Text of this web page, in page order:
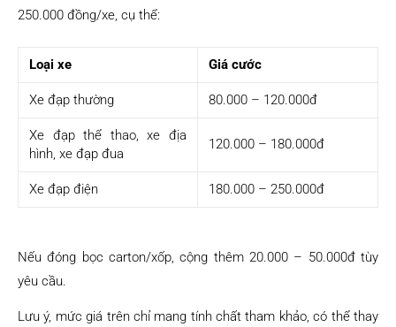
250.000 đồng/xe, cụ thể:
Loại xe Giá cước
Xe đạp thường 80.000 – 120.000đ
Xe đạp thể thao, xe địa
hình, xe đạp đua
120.000 – 180.000đ
Xe đạp điện 180.000 – 250.000đ
Nếu đóng bọc carton/xốp, cộng thêm 20.000 – 50.000đ tùy
yêu cầu.
Lưu ý, mức giá trên chỉ mang tính chất tham khảo, có thể thay